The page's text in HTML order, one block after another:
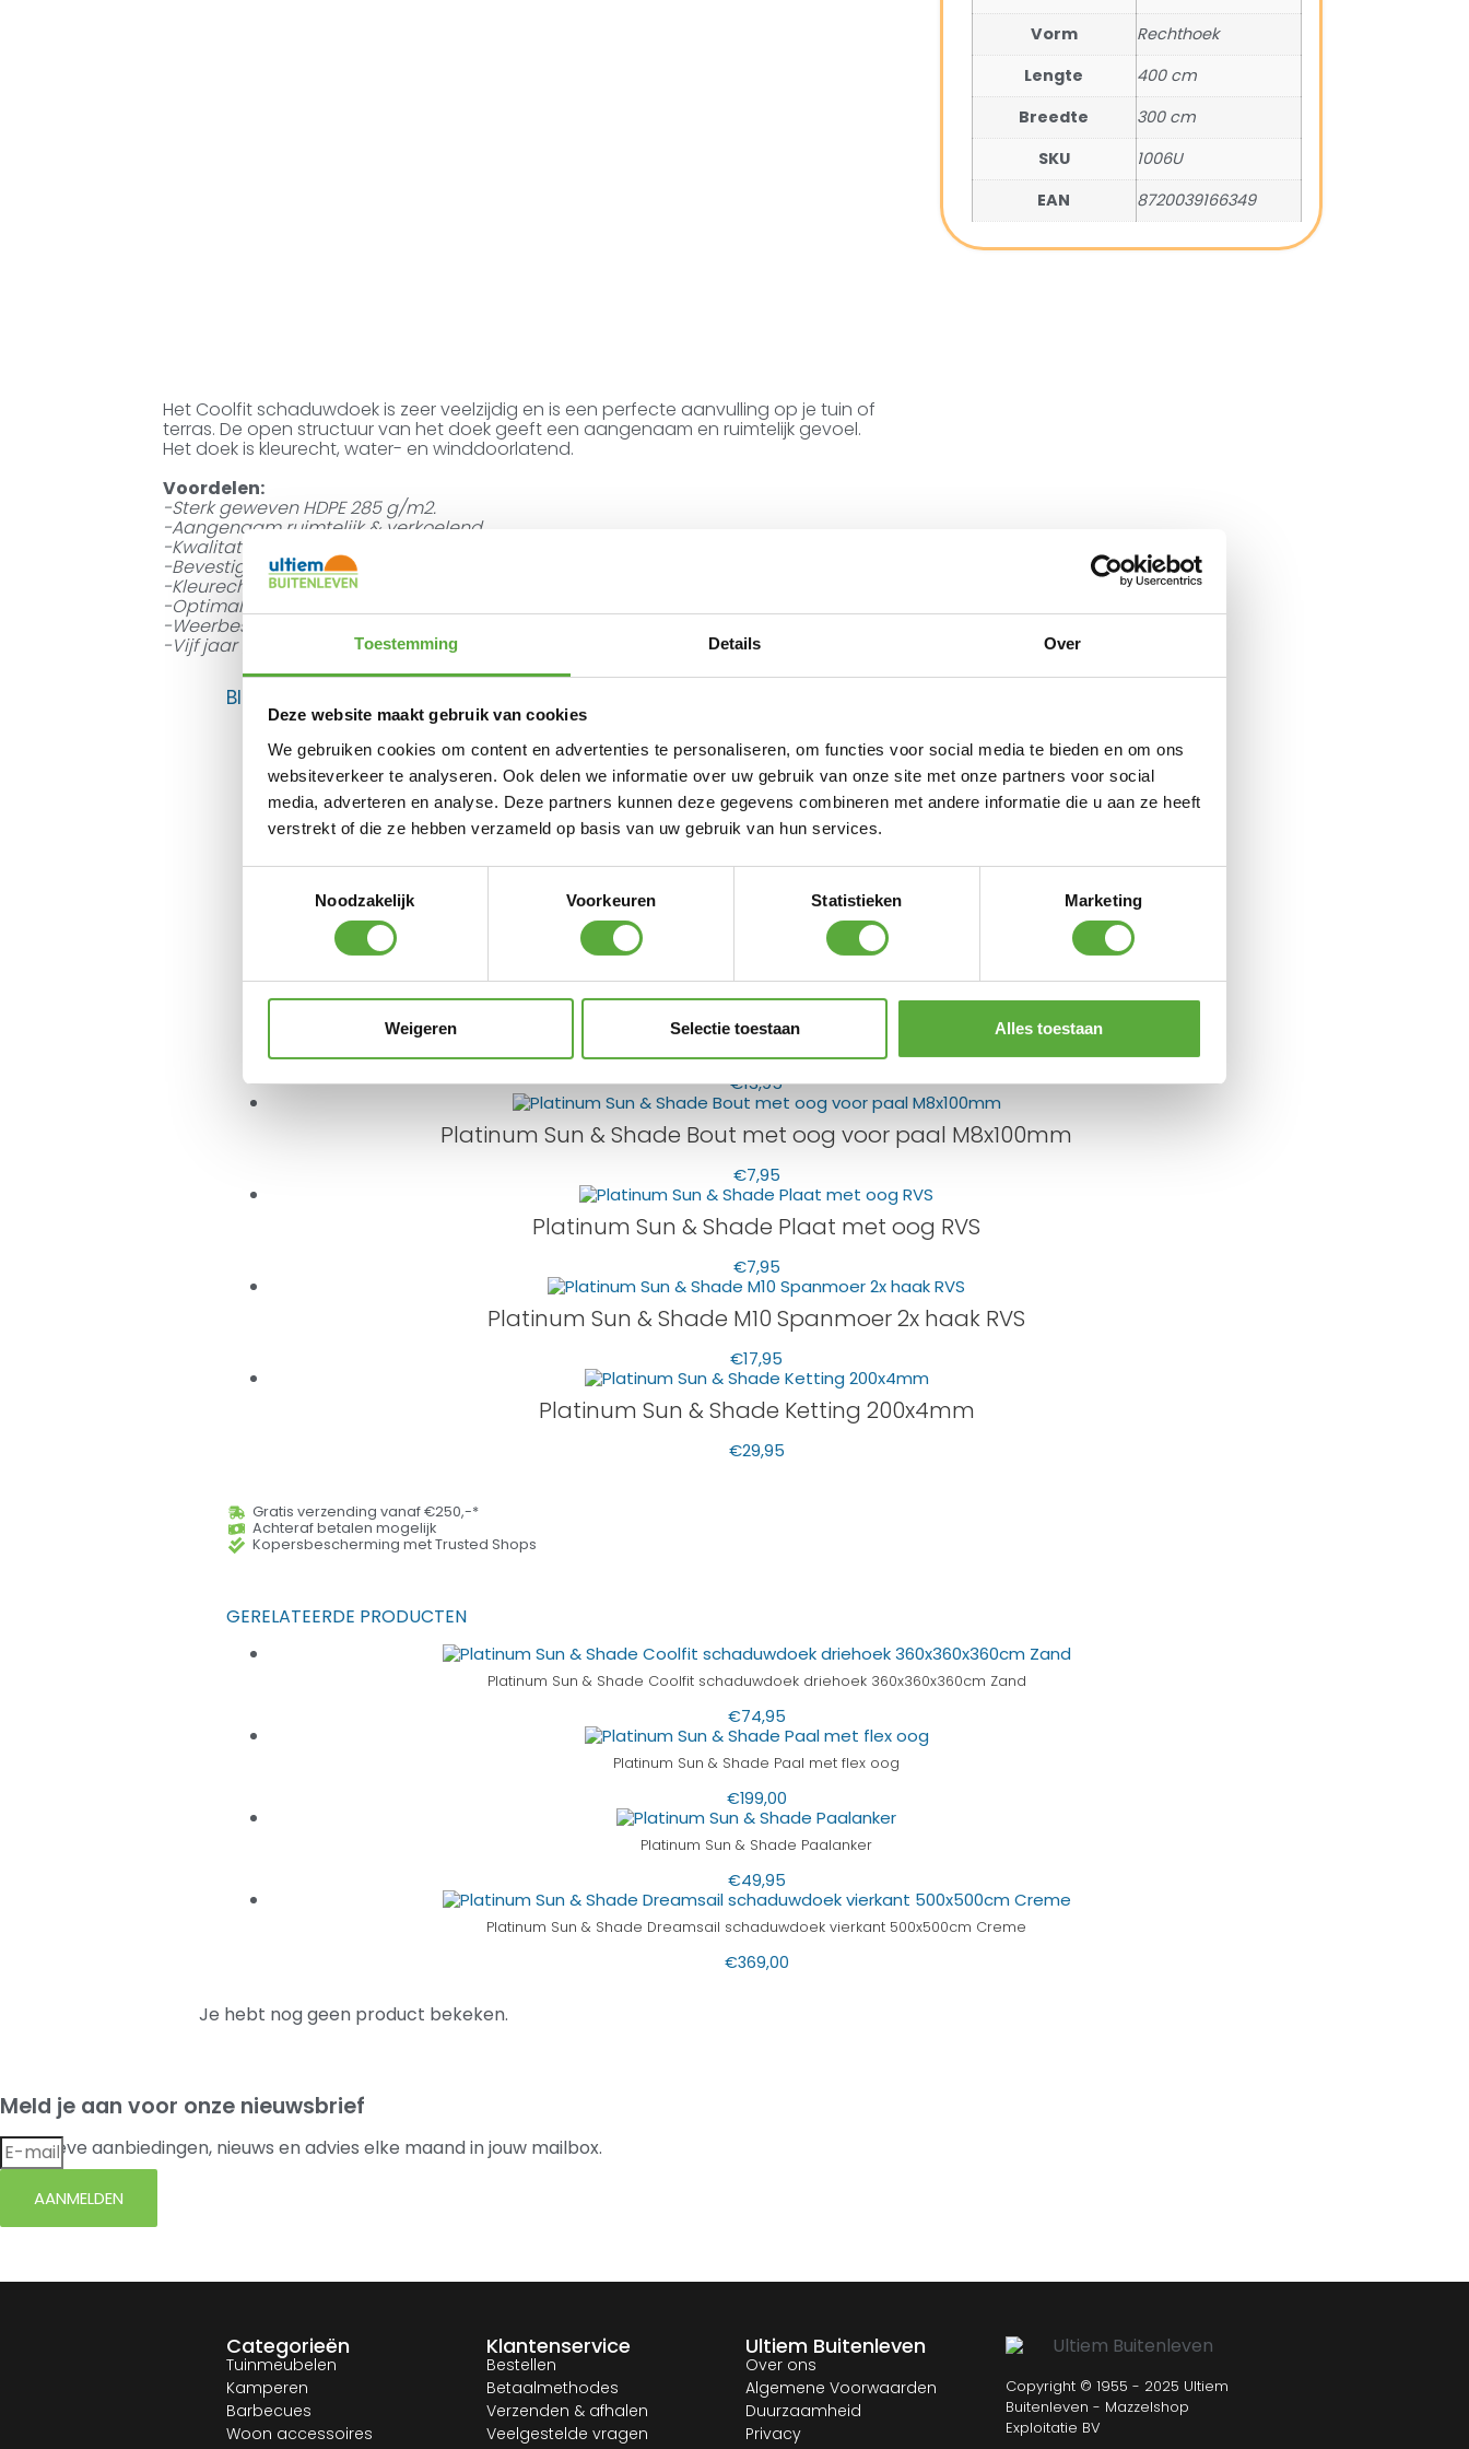
Toestemming Details Over
Deze website maakt gebruik van cookies
We gebruiken cookies om content en advertenties te personaliseren, om functies voor social media te bieden en om ons
websiteverkeer te analyseren. Ook delen we informatie over uw gebruik van onze site met onze partners voor social
media, adverteren en analyse. Deze partners kunnen deze gegevens combineren met andere informatie die u aan ze heeft
verstrekt of die ze hebben verzameld op basis van uw gebruik van hun services.
Noodzakelijk
Voorkeuren Statistieken Marketing
Weigeren Selectie toestaan Alles toestaan
Het Coolfit schaduwdoek is zeer veelzijdig en is een perfecte aanvulling op je tuin of
terras. De open structuur van het doek geeft een aangenaam en ruimtelijk gevoel.
Het doek is kleurecht, water- en winddoorlatend.
Voordelen:
-Sterk geweven HDPE 285 g/m2.
-Aangenaam ruimtelijk & verkoelend.
-Kwalitatieve afwerking met brede randen.
-Bevestigingsringen van hoogste kwaliteit RVS 316 AISI.
-Kleurecht.
-Optimale bescherming tegen schadelijke UV-stralen; tot 95% UV protectie.
-Weerbestendig en onderhoudsarm.
-Vijf jaar garantie op de stof.
Vorm
Rechthoek
Lengte
400 cm
Breedte
300 cm
SKU
1006U
EAN
8720039166349
BIJPASSENDE ACCESSOIRES EN ALTERNATIEVE PRODUCTEN
Platinum Sun & Shade Schroeven 20x RVS
€4,45
Platinum Sun & Shade Karabijnhaak 8x80mm RVS
Platinum Sun & Shade M8 Keilhuls voor steen en beton
Platinum Sun & Shade M8 Spanmoer 2x haak RVS
€13,95
Platinum Sun & Shade Bout met oog voor paal M8x100mm
€7,95
Platinum Sun & Shade Plaat met oog RVS
€7,95
Platinum Sun & Shade M10 Spanmoer 2x haak RVS
€17,95
Platinum Sun & Shade Ketting 200x4mm
€29,95
Gratis verzending vanaf €250,-*
Achteraf betalen mogelijk
Kopersbescherming met Trusted Shops
GERELATEERDE PRODUCTEN
Platinum Sun & Shade Coolfit schaduwdoek driehoek 360x360x360cm Zand
€74,95
Platinum Sun & Shade Paal met flex oog
€199,00
Platinum Sun & Shade Paalanker
€49,95
Platinum Sun & Shade Dreamsail schaduwdoek vierkant 500x500cm Creme
€369,00
Je hebt nog geen product bekeken.
Meld je aan voor onze nieuwsbrief
Exclusieve aanbiedingen, nieuws en advies elke maand in jouw mailbox.
AANMELDEN
Categorieën
Tuinmeubelen
Kamperen
Barbecues
Woon accessoires
Klantenservice
Bestellen
Betaalmethodes
Verzenden & afhalen
Veelgestelde vragen
Ultiem Buitenleven
Over ons
Algemene Voorwaarden
Duurzaamheid
Privacy
Copyright © 1955 - 2025 Ultiem
Buitenleven - Mazzelshop
Exploitatie BV